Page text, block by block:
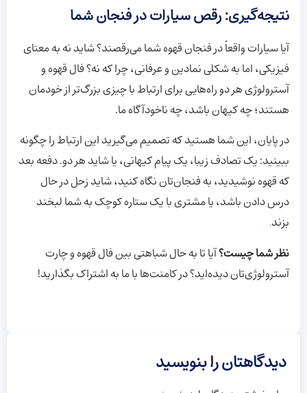
نتیجه‌گیری: رقص سیارات در فنجان شما
آیا سیارات واقعاً در فنجان قهوه شما می‌رقصند؟ شاید نه به معنای
فیزیکی، اما به شکلی نمادین و عرفانی، چرا که نه؟ فال قهوه و
آسترولوژی هر دو راه‌هایی برای ارتباط با چیزی بزرگ‌تر از خودمان
هستند؛ چه کیهان باشد، چه ناخودآگاه ما.
در پایان، این شما هستید که تصمیم می‌گیرید این ارتباط را چگونه
ببینید: یک تصادف زیبا، یک پیام کیهانی، یا شاید هر دو. دفعه بعد
که قهوه نوشیدید، به فنجان‌تان نگاه کنید، شاید زحل در حال
درس دادن باشد، یا مشتری با یک ستاره کوچک به شما لبخند
بزند.
نظر شما چیست؟آیا تا به حال شباهتی بین فال قهوه و چارت
آسترولوژی‌تان دیده‌اید؟ در کامنت‌ها با ما به اشتراک بگذارید!
دیدگاهتان را بنویسید